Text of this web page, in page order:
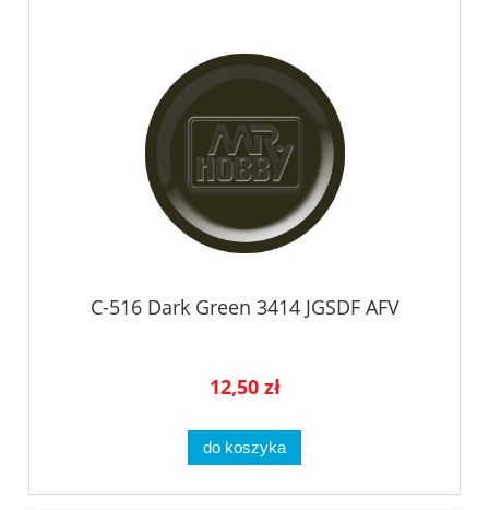
C-516 Dark Green 3414 JGSDF AFV
12,50 zł
do koszyka